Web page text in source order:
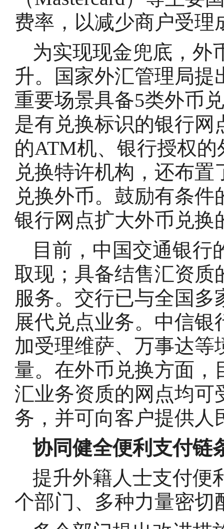
费率，以减少商户受理
为实现现金兜底，外
升。国家外汇管理局
重要场景具备5类外币
是有兑换标识的银行
的ATM机、银行授权
兑换特许机构，还布
兑换外币。鼓励有条
银行网点扩大外币兑换
目前，中国交通银行
取现；具备结售汇资质
服务。交行已与全国
展代兑点业务。中信
加受理维萨、万事达
量。在外币兑换方面，
汇业务资质的网点均可
务，并可向客户提供人
协同健全便利支付链
提升外籍人士支付便
个部门、多种力量密切